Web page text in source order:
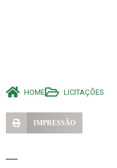
HOME LICITAÇÕES
IMPRESSÃO